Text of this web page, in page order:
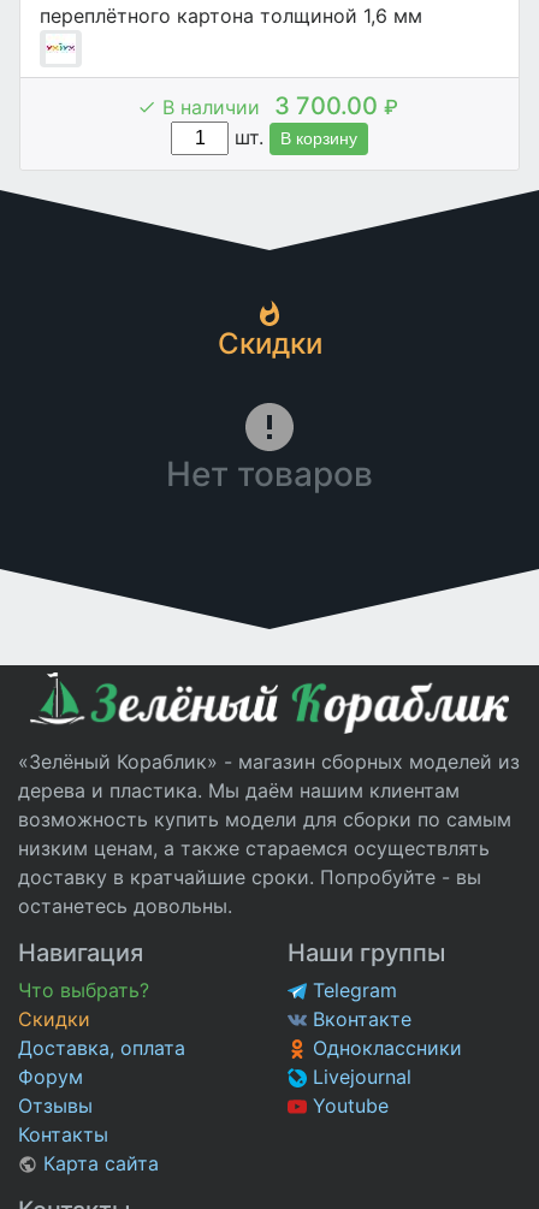
переплётного картона толщиной 1,6 мм
В наличии 3 700.00 ₽
шт.
В корзину
Скидки
Нет товаров
«Зелёный Кораблик» - магазин сборных моделей из
дерева и пластика. Мы даём нашим клиентам
возможность купить модели для сборки по самым
низким ценам, а также стараемся осуществлять
доставку в кратчайшие сроки. Попробуйте - вы
останетесь довольны.
Навигация
Что выбрать?
Скидки
Доставка, оплата
Форум
Отзывы
Контакты
Карта сайта
Наши группы
Telegram
Вконтакте
Одноклассники
Livejournal
Youtube